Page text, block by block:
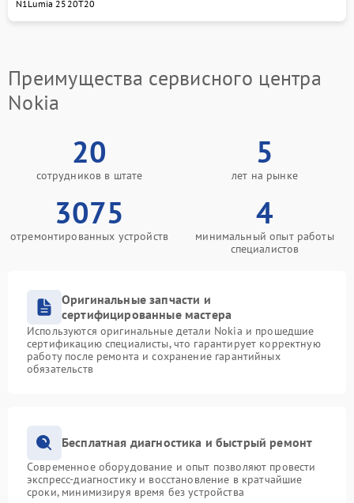
N1 Lumia 2520T20
Преимущества сервисного центра
Nokia
20
сотрудников в штате
5
лет на рынке
3075
отремонтированных устройств
4
минимальный опыт работы
специалистов
Оригинальные запчасти и
сертифицированные мастера
Используются оригинальные детали Nokia и прошедшие
сертификацию специалисты, что гарантирует корректную
работу после ремонта и сохранение гарантийных
обязательств
Бесплатная диагностика и быстрый ремонт
Современное оборудование и опыт позволяют провести
экспресс-диагностику и восстановление в кратчайшие
сроки, минимизируя время без устройства